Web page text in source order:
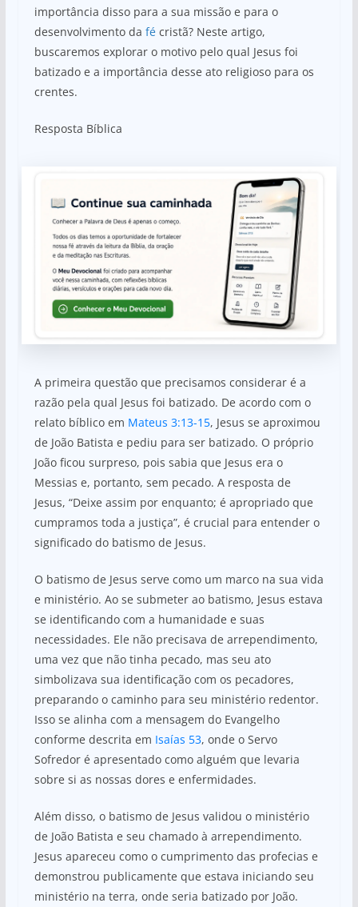
importância disso para a sua missão e para o
desenvolvimento da fécristã? Neste artigo,
buscaremos explorar o motivo pelo qual Jesus foi
batizado e a importância desse ato religioso para os
crentes.
Resposta Bíblica
A primeira questão que precisamos considerar é a
razão pela qual Jesus foi batizado. De acordo com o
relato bíblico em Mateus 3:13-15, Jesus se aproximou
de João Batista e pediu para ser batizado. O próprio
João ficou surpreso, pois sabia que Jesus era o
Messias e, portanto, sem pecado. A resposta de
Jesus, “Deixe assim por enquanto; é apropriado que
cumpramos toda a justiça”, é crucial para entender o
significado do batismo de Jesus.
O batismo de Jesus serve como um marco na sua vida
e ministério. Ao se submeter ao batismo, Jesus estava
se identificando com a humanidade e suas
necessidades. Ele não precisava de arrependimento,
uma vez que não tinha pecado, mas seu ato
simbolizava sua identificação com os pecadores,
preparando o caminho para seu ministério redentor.
Isso se alinha com a mensagem do Evangelho
conforme descrita em Isaías 53, onde o Servo
Sofredor é apresentado como alguém que levaria
sobre si as nossas dores e enfermidades.
Além disso, o batismo de Jesus validou o ministério
de João Batista e seu chamado à arrependimento.
Jesus apareceu como o cumprimento das profecias e
demonstrou publicamente que estava iniciando seu
ministério na terra, onde seria batizado por João.